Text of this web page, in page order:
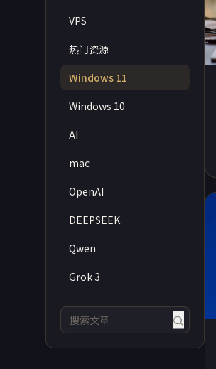
VPS
热门资源
Windows 11
Windows 10
AI
mac
OpenAI
DEEPSEEK
Qwen
Grok 3